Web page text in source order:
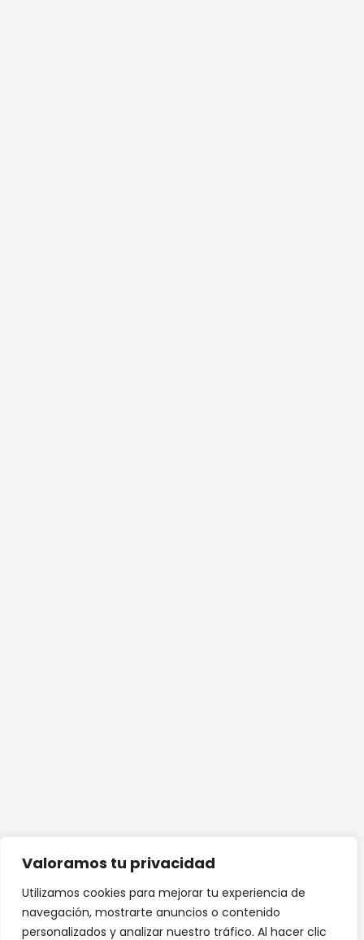
Valoramos tu privacidad
Utilizamos cookies para mejorar tu experiencia de
navegación, mostrarte anuncios o contenido
personalizados y analizar nuestro tráfico. Al hacer clic